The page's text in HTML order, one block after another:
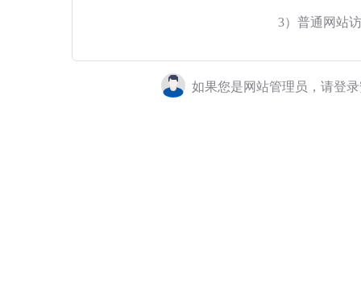
3）普通网站
如果您是网站管理员，请登